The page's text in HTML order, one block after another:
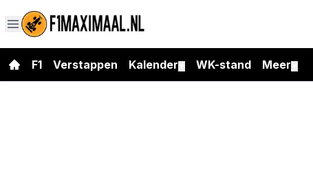
F1 Verstappen Kalender WK-stand Meer